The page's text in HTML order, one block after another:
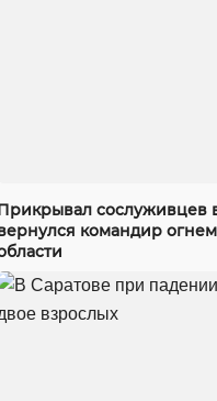
сослуживцев
командир